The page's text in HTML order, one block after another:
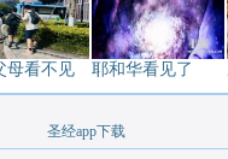
的水、
开了。
了。
母看不见 耶和华看见了
圣经app下载